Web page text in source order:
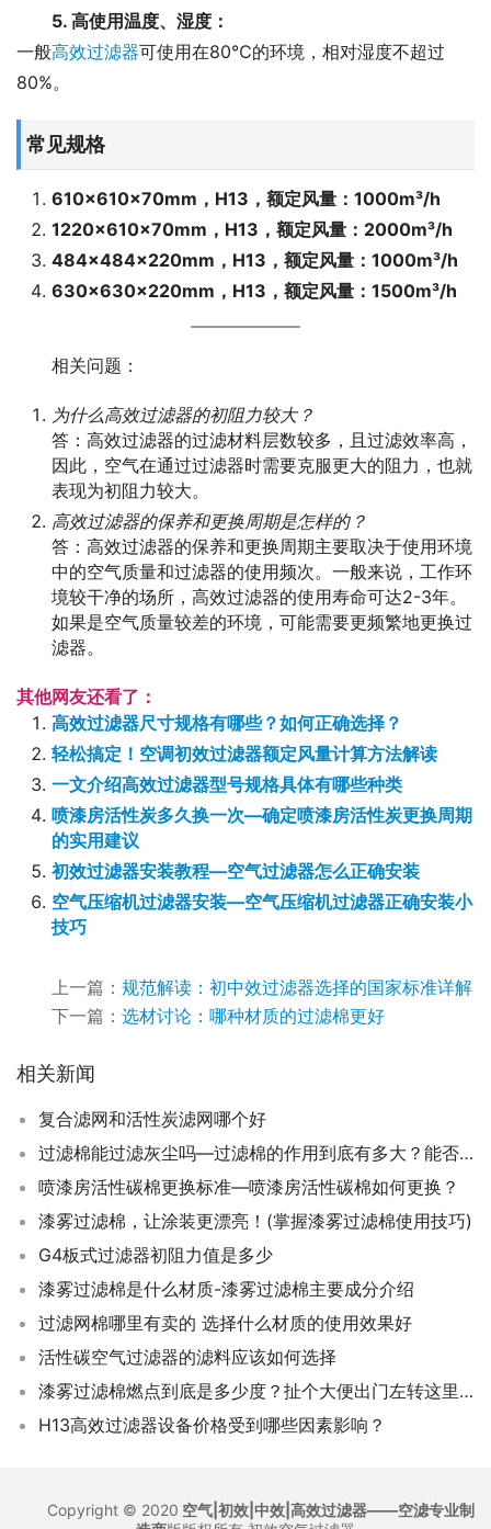
5. 高使用温度、湿度：
一般高效过滤器可使用在80℃的环境，相对湿度不超过
80%。
常见规格
610×610×70mm，H13，额定风量：1000m³/h
1220×610×70mm，H13，额定风量：2000m³/h
484×484×220mm，H13，额定风量：1000m³/h
630×630×220mm，H13，额定风量：1500m³/h
相关问题：
为什么高效过滤器的初阻力较大？
答：高效过滤器的过滤材料层数较多，且过滤效率高，
因此，空气在通过过滤器时需要克服更大的阻力，也就
表现为初阻力较大。
高效过滤器的保养和更换周期是怎样的？
答：高效过滤器的保养和更换周期主要取决于使用环境
中的空气质量和过滤器的使用频次。一般来说，工作环
境较干净的场所，高效过滤器的使用寿命可达2-3年。
如果是空气质量较差的环境，可能需要更频繁地更换过
滤器。
其他网友还看了：
高效过滤器尺寸规格有哪些？如何正确选择？
轻松搞定！空调初效过滤器额定风量计算方法解读
一文介绍高效过滤器型号规格具体有哪些种类
喷漆房活性炭多久换一次—确定喷漆房活性炭更换周期
的实用建议
初效过滤器安装教程—空气过滤器怎么正确安装
空气压缩机过滤器安装—空气压缩机过滤器正确安装小
技巧
上一篇： 规范解读：初中效过滤器选择的国家标准详解
下一篇： 选材讨论：哪种材质的过滤棉更好
相关新闻
复合滤网和活性炭滤网哪个好
过滤棉能过滤灰尘吗—过滤棉的作用到底有多大？能否过滤灰尘？
喷漆房活性碳棉更换标准—喷漆房活性碳棉如何更换？
漆雾过滤棉，让涂装更漂亮！(掌握漆雾过滤棉使用技巧)
G4板式过滤器初阻力值是多少
漆雾过滤棉是什么材质-漆雾过滤棉主要成分介绍
过滤网棉哪里有卖的 选择什么材质的使用效果好
活性碳空气过滤器的滤料应该如何选择
漆雾过滤棉燃点到底是多少度？扯个大便出门左转这里看！
H13高效过滤器设备价格受到哪些因素影响？
Copyright © 2020 空气|初效|中效|高效过滤器——空滤专业制